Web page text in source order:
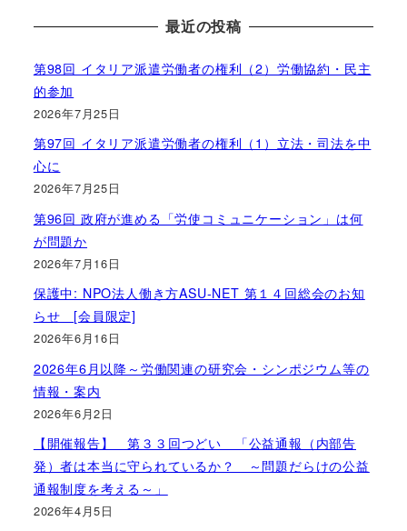
最近の投稿
第98回 イタリア派遣労働者の権利（2）労働協約・民主
的参加
2026年7月25日
第97回 イタリア派遣労働者の権利（1）立法・司法を中
心に
2026年7月25日
第96回 政府が進める「労使コミュニケーション」は何
が問題か
2026年7月16日
保護中: NPO法人働き方ASU-NET 第１４回総会のお知
らせ [会員限定]
2026年6月16日
2026年6月以降～労働関連の研究会・シンポジウム等の
情報・案内
2026年6月2日
【開催報告】 第３３回つどい 「公益通報（内部告
発）者は本当に守られているか？ ～問題だらけの公益
通報制度を考える～」
2026年4月5日